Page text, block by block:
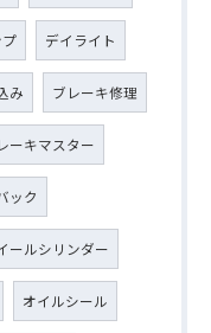
デイライト
み ブレーキ修理
ーキマスター
ック
ールシリンダー
オイルシール